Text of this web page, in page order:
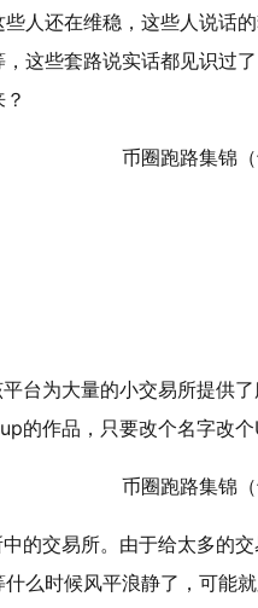
人还在维稳，这些人说话
这些套路说实话都见识过
台为大量的小交易所提供
的作品，只要改个名字改个
的交易所。由于给太多的
么时候风平浪静了，可能